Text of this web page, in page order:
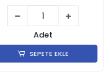
Adet
SEPETE EKLE